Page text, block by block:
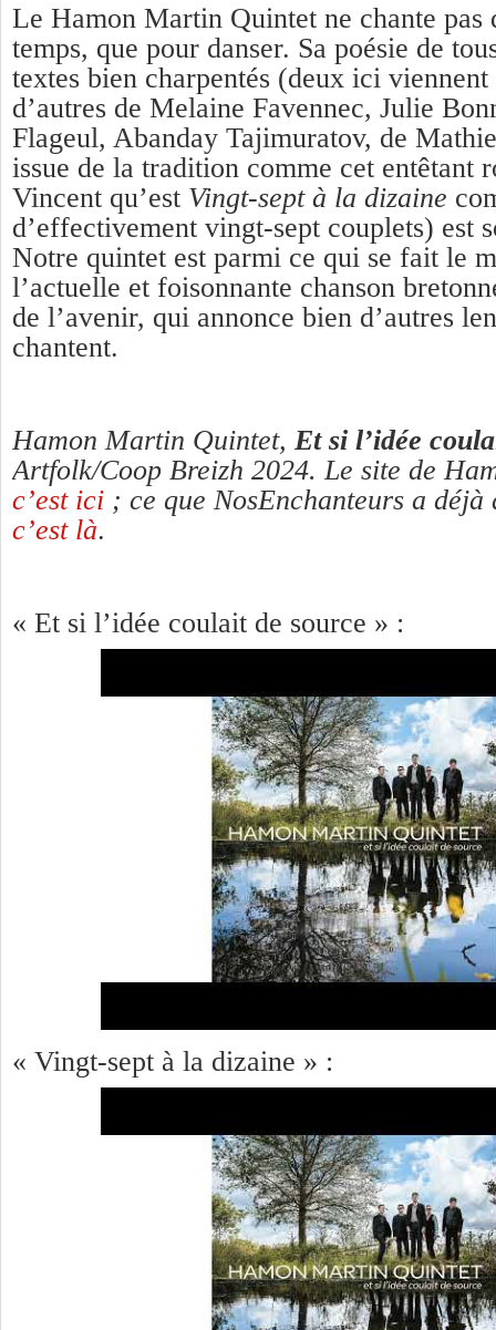
Le Hamon Martin Quintet ne chante pas
temps, que pour danser. Sa poésie de
textes bien charpentés (deux ici
d’autres de Melaine Favennec, Julie
Flageul, Abanday Tajimuratov, de
issue de la tradition comme cet entêtant
Vincent qu’est Vingt-sept à la dizaine
d’effectivement vingt-sept couplets) est
Notre quintet est parmi ce qui se fait le
l’actuelle et foisonnante chanson
de l’avenir, qui annonce bien d’autres
chantent.
Hamon Martin Quintet, Et si l’idée
Artfolk/Coop Breizh 2024. Le site de
c’est ici ; ce que NosEnchanteurs a
c’est là.
« Et si l’idée coulait de source » :
« Vingt-sept à la dizaine » :